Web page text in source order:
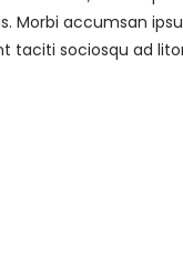
Morbi accumsan
taciti sociosqu ad